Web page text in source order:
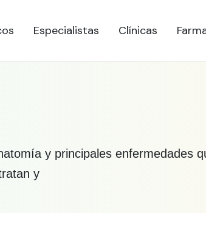
Especialistas Clínicas
y principales enfermedades
y